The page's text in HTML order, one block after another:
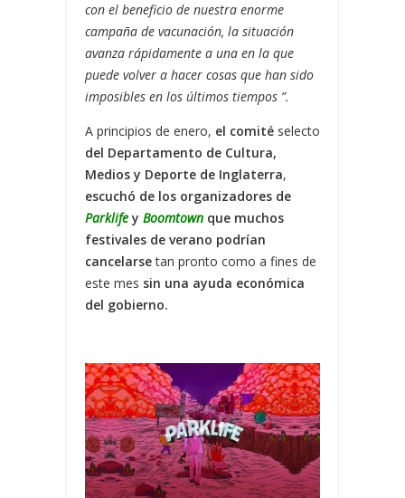
con el beneficio de nuestra enorme
campaña de vacunación, la situación
avanza rápidamente a una en la que
puede volver a hacer cosas que han sido
imposibles en los últimos tiempos ”.
A principios de enero, el comité selecto
del Departamento de Cultura,
Medios y Deporte de Inglaterra,
escuchó de los organizadores de
Parklife y Boomtown que muchos
festivales de verano podrían
cancelarsetan pronto como a fines de
este mes sin una ayuda económica
del gobierno.